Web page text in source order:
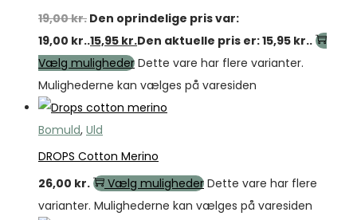
19,00kr. Den oprindelige pris var:
19,00 kr..15,95 kr.Den aktuelle pris er: 15,95 kr..
Vælg muligheder Dette vare har flere varianter.
Mulighederne kan vælges på varesiden
Bomuld, Uld
DROPS Cotton Merino
26,00 kr. Vælg muligheder Dette vare har flere
varianter. Mulighederne kan vælges på varesiden